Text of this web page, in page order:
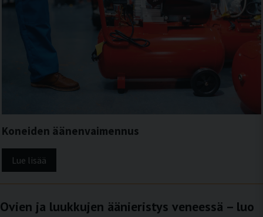
Koneiden äänenvaimennus
Lue lisää
Ovien ja luukkujen äänieristys veneessä – luo